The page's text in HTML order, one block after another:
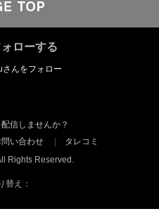
ローする
信しませんか？
問い合わせ
タレコミ
Rights Reserved.
替え：